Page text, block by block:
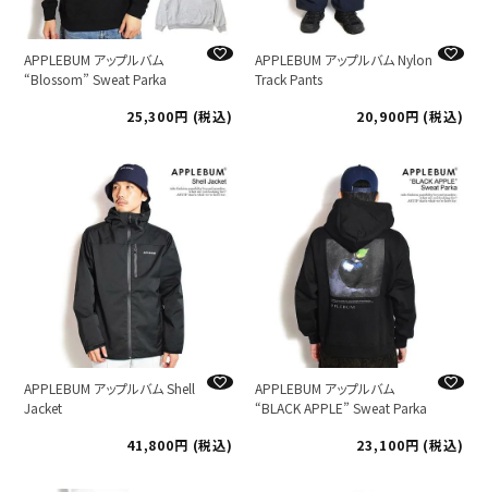
APPLEBUM アップルバム
“Blossom” Sweat Parka
25,300
税込
APPLEBUM アップルバム Nylon
Track Pants
20,900
税込
APPLEBUM アップルバム Shell
Jacket
41,800
税込
APPLEBUM アップルバム
“BLACK APPLE” Sweat Parka
23,100
税込